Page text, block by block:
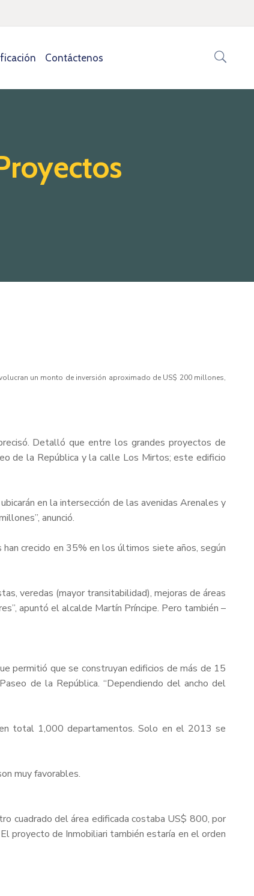
Contáctenos
un monto de inversión aproximado de US$ 200 millones,
Detalló que entre los grandes proyectos de
de la República y la calle Los Mirtos; este edificio
en la intersección de las avenidas Arenales y
anunció.
crecido en 35% en los últimos siete años, según
veredas (mayor transitabilidad), mejoras de áreas
apuntó el alcalde Martín Príncipe. Pero también –
permitió que se construyan edificios de más de 15
de la República. “Dependiendo del ancho del
total 1,000 departamentos. Solo en el 2013 se
muy favorables.
cuadrado del área edificada costaba US$ 800, por
proyecto de Inmobiliari también estaría en el orden